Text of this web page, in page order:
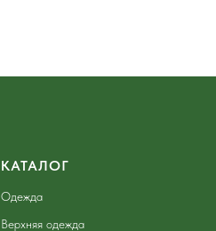
КАТАЛОГ
Одежда
Верхняя одежда